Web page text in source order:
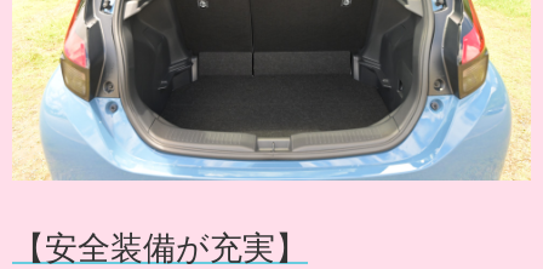
【安全装備が充実】